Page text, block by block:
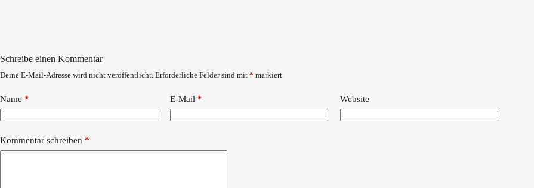
Schreibe einen Kommentar
Deine E-Mail-Adresse wird nicht veröffentlicht. Erforderliche Felder sind mit * markiert
Name * E-Mail * Website
Kommentar schreiben *